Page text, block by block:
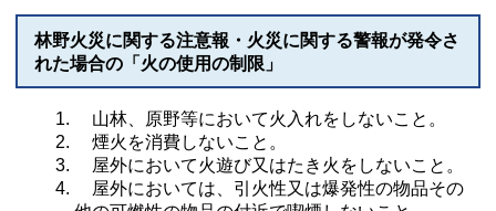
林野火災に関する注意報・火災に関する警報が発令さ
れた場合の「火の使用の制限」
山林、原野等において火入れをしないこと。
煙火を消費しないこと。
屋外において火遊び又はたき火をしないこと。
屋外においては、引火性又は爆発性の物品その